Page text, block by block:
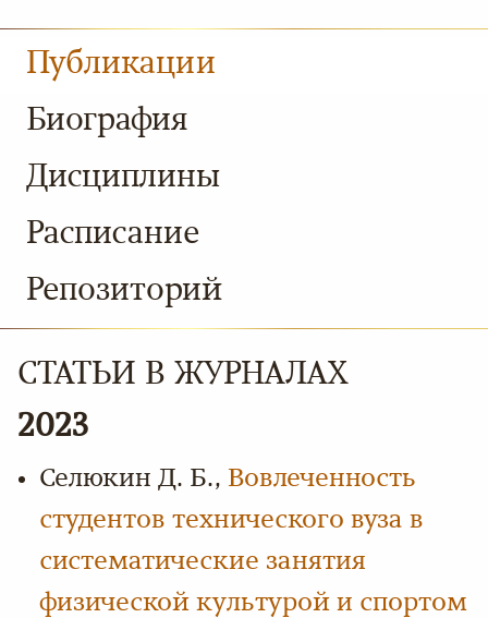
Публикации
Биография
Дисциплины
Расписание
Репозиторий
СТАТЬИ В ЖУРНАЛАХ
2023
Селюкин Д. Б., Вовлеченность
студентов технического вуза в
систематические занятия
физической культурой и спортом